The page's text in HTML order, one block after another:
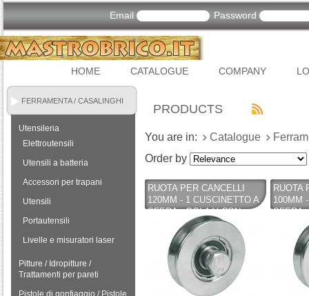
Email Password
HOME CATALOGUE COMPANY
FERRAMENTA / CASALINGHI
Utensileria
Elettroutensili
Utensili a batteria
Accessori per trapani
Utensili
Portautensili
Livelle e misuratori laser
Pitture / Idropitture /
Trattamenti per pareti
Pistole di gonfiaggio / Pistole
PRODUCTS
You are in: Catalogue
Order by
RUOTA PER CANCELLI
120MM - 1 CUSCINETTO A
SFERA - GOLA V CON
SCARICO - 360 IBFM -
RUOTA
100MM
SFERA